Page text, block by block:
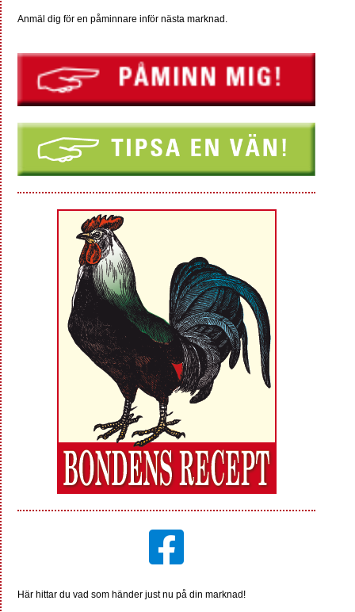
Anmäl dig för en påminnare inför nästa marknad.
Här hittar du vad som händer just nu på din marknad!